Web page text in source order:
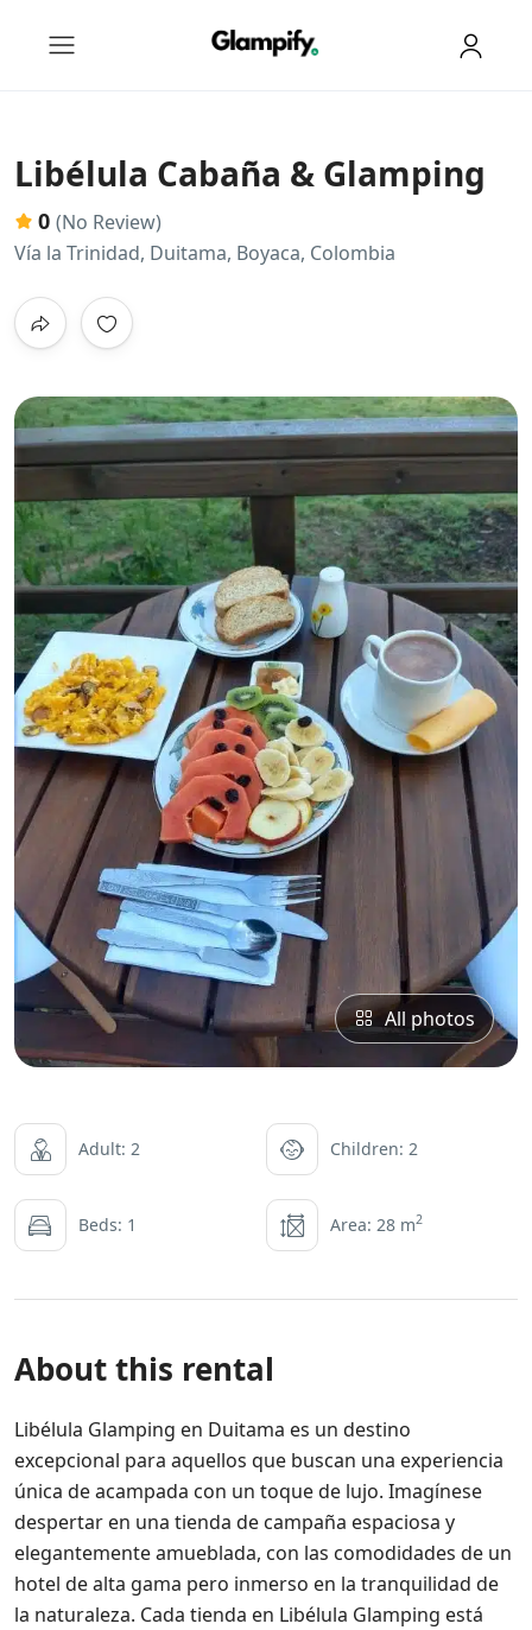
Libélula Cabaña & Glamping
0 (No Review)
Vía la Trinidad, Duitama, Boyaca, Colombia
All photos
Adult: 2 Children: 2
Beds: 1 Area: 28 m2
About this rental
Libélula Glamping en Duitama es un destino
excepcional para aquellos que buscan una experiencia
única de acampada con un toque de lujo. Imagínese
despertar en una tienda de campaña espaciosa y
elegantemente amueblada, con las comodidades de un
hotel de alta gama pero inmerso en la tranquilidad de
la naturaleza. Cada tienda en Libélula Glamping está